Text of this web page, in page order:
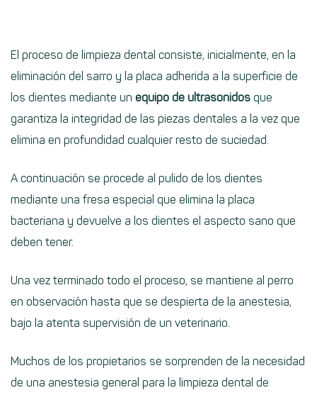
El proceso de limpieza dental consiste, inicialmente, en la
eliminación del sarro y la placa adherida a la superficie de
los dientes mediante un equipo de ultrasonidos que
garantiza la integridad de las piezas dentales a la vez que
elimina en profundidad cualquier resto de suciedad.
A continuación se procede al pulido de los dientes
mediante una fresa especial que elimina la placa
bacteriana y devuelve a los dientes el aspecto sano que
deben tener.
Una vez terminado todo el proceso, se mantiene al perro
en observación hasta que se despierta de la anestesia,
bajo la atenta supervisión de un veterinario.
Muchos de los propietarios se sorprenden de la necesidad
de una anestesia general para la limpieza dental de